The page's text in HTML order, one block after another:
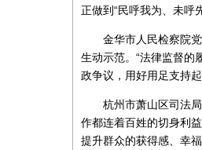
正做到“民呼我为、未呼先
金华市人民检察院
生动示范。“法律监督的
政争议，用好用足支持
杭州市萧山区司法
作都连着百姓的切身利
提升群众的获得感、幸